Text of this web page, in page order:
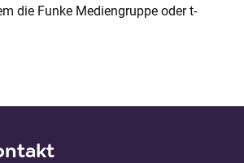
die Funke Mediengruppe oder t-